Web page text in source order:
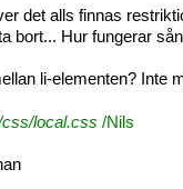
det alls finnas
bort... Hur fungerar
li-elementen? Inte
css/local.css /Nils